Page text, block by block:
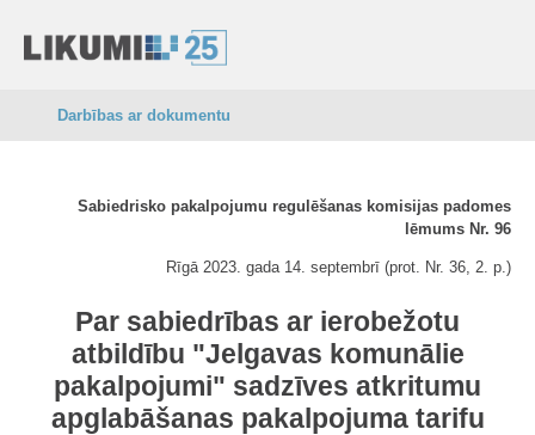
Darbības ar dokumentu
Sabiedrisko pakalpojumu regulēšanas komisijas padomes
lēmums Nr. 96
Rīgā 2023. gada 14. septembrī (prot. Nr. 36, 2. p.)
Par sabiedrības ar ierobežotu
atbildību "Jelgavas komunālie
pakalpojumi" sadzīves atkritumu
apglabāšanas pakalpojuma tarifu